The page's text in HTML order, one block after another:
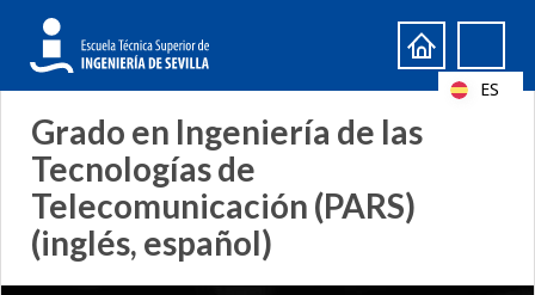
Formulario
de
búsqueda
Search
Grado en Ingeniería de las
Tecnologías de
Telecomunicación (PARS)
(inglés, español)
ES